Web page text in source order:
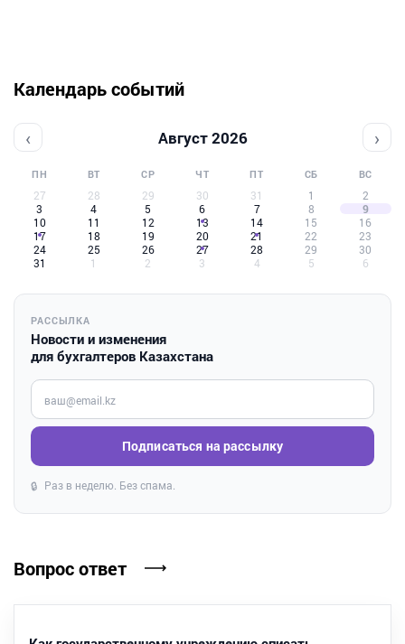
Календарь событий
‹ Август 2026 ›
ПН ВТ СР ЧТ ПТ СБ ВС
27 28 29 30 31 1
2
3
4 5 6 7 8
9
10
11 12 13 14 15
16
17
18 19 20 21 22
23
24
25 26 27 28 29
30
31
1 2 3 4 5 6
РАССЫЛКА
Новости и изменения
для бухгалтеров Казахстана
Введите ваш e-mail
Подписаться на рассылку
🔒 Раз в неделю. Без спама.
Вопрос ответ